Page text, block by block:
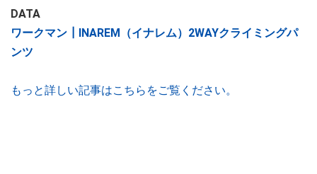
DATA
ワークマン┃INAREM（イナレム）2WAYクライミングパ
ンツ
もっと詳しい記事はこちらをご覧ください。